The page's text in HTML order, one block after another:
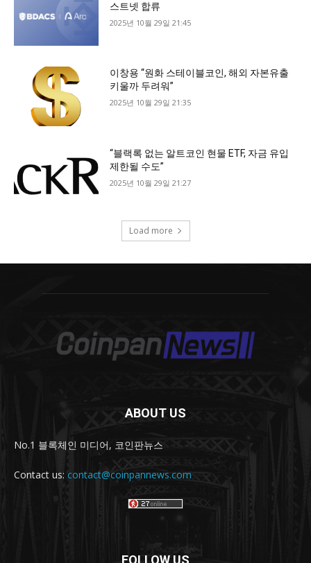
ABOUT US
No.1 블록체인 미디어, 코인판뉴스
Contact us: contact@coinpannews.com
FOLLOW US